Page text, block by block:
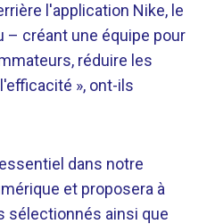
l'application Nike, le
– créant une équipe pour
réduire les
», ont-ils
dans notre
et proposera à
sélectionnés ainsi que